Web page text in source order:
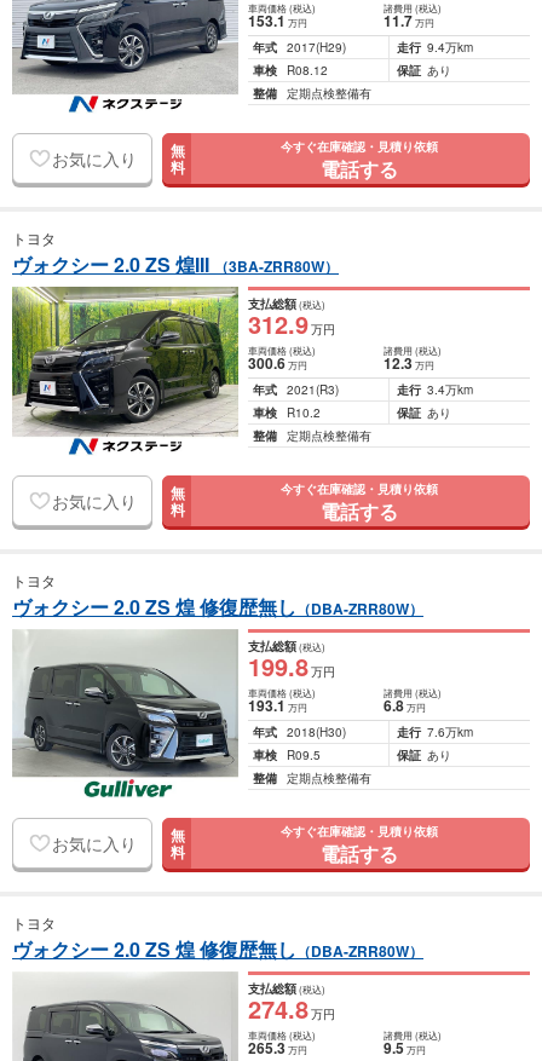
車両価格(税込)
153.1万円
諸費用 (税込)
11.7 万円
年式 2017(H29) 走行 9.4万km
車検
R08.12 保証 あり
整備 定期点検整備有
お気に入り 無
料
今すぐ在庫確認・見積り依頼
電話する
トヨタ
ヴォクシー 2.0 ZS 煌III （3BA-ZRR80W）
支払総額(税込)
312.9万円
車両価格(税込)
300.6万円
諸費用 (税込)
12.3 万円
年式 2021(R3) 走行 3.4万km
車検
R10.2 保証 あり
整備 定期点検整備有
お気に入り 無
料
今すぐ在庫確認・見積り依頼
電話する
トヨタ
ヴォクシー 2.0 ZS 煌 修復歴無し （DBA-ZRR80W）
支払総額(税込)
199.8万円
車両価格(税込)
193.1万円
諸費用 (税込)
6.8 万円
年式 2018(H30) 走行 7.6万km
車検
R09.5 保証 あり
整備 定期点検整備有
お気に入り 無
料
今すぐ在庫確認・見積り依頼
電話する
トヨタ
ヴォクシー 2.0 ZS 煌 修復歴無し （DBA-ZRR80W）
支払総額(税込)
274.8万円
車両価格(税込)
265.3万円
諸費用 (税込)
9.5 万円